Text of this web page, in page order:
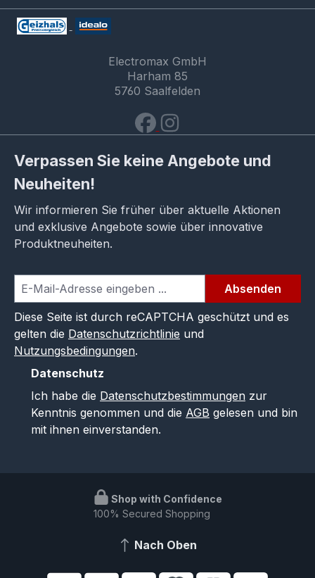
Electromax GmbH
Harham 85
5760 Saalfelden
Verpassen Sie keine Angebote und
Neuheiten!
Wir informieren Sie früher über aktuelle Aktionen
und exklusive Angebote sowie über innovative
Produktneuheiten.
Absenden
Diese Seite ist durch reCAPTCHA geschützt und es
gelten die Datenschutzrichtlinie und
Nutzungsbedingungen.
Datenschutz
Ich habe die Datenschutzbestimmungen zur
Kenntnis genommen und die AGB gelesen und bin
mit ihnen einverstanden.
Shop with Confidence
100% Secured Shopping
Nach Oben